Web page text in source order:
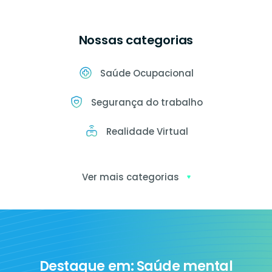
Nossas categorias
Saúde Ocupacional
Segurança do trabalho
Realidade Virtual
Ver mais categorias
Destaque em: Saúde mental